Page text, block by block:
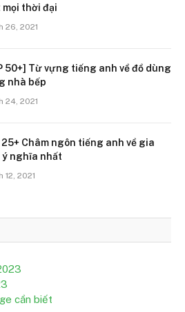
mọi thời đại
26, 2021
50+] Từ vựng tiếng anh về đồ dùng
nhà bếp
24, 2021
25+ Châm ngôn tiếng anh về gia
ý nghĩa nhất
12, 2021
cần biết